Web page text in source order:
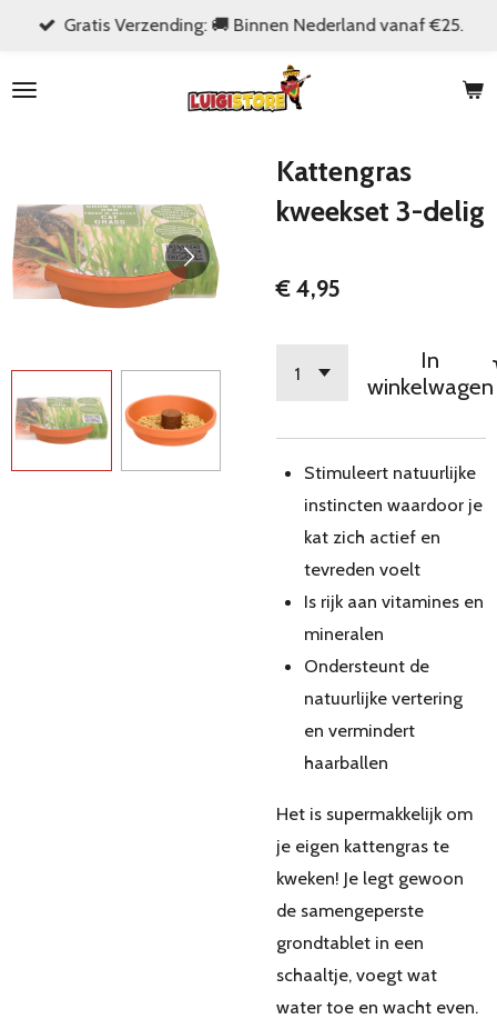
naar
Gratis Verzending: 🚚 Binnen Nederland vanaf €25.
Kattengras
kweekset 3-delig
€ 4,95
In
winkelwagen
Stimuleert natuurlijke
instincten waardoor je
kat zich actief en
tevreden voelt
Is rijk aan vitamines en
mineralen
Ondersteunt de
natuurlijke vertering
en vermindert
haarballen
Het is supermakkelijk om
je eigen kattengras te
kweken! Je legt gewoon
de samengeperste
grondtablet in een
schaaltje, voegt wat
water toe en wacht even.